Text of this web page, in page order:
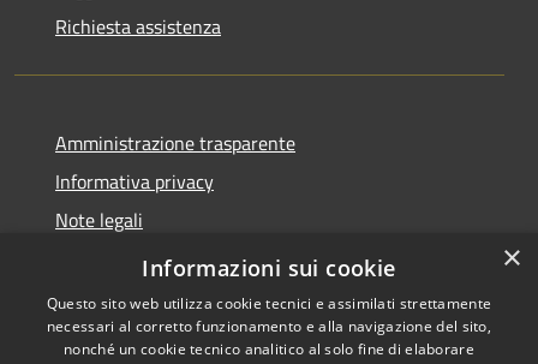
Richiesta assistenza
Amministrazione trasparente
Informativa privacy
Note legali
Dichiarazione di accessibilità
×
Informazioni sui cookie
Questo sito web utilizza cookie tecnici e assimilati strettamente
necessari al corretto funzionamento e alla navigazione del sito,
nonché un cookie tecnico analitico al solo fine di elaborare